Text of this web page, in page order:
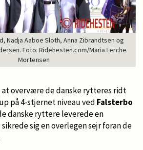
Nadja Aaboe Sloth, Anna Zibrandtsen og
Foto: Ridehesten.com/Maria Lerche
Mortensen
overvære de danske rytteres ridt
på 4-stjernet niveau ved Falsterbo
danske ryttere leverede en
sig en overlegen sejr foran de